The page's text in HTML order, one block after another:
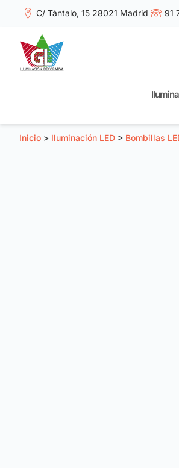
C/ Tántalo, 15 28021 Madrid 91
Inicio > Iluminación LED > Bombillas